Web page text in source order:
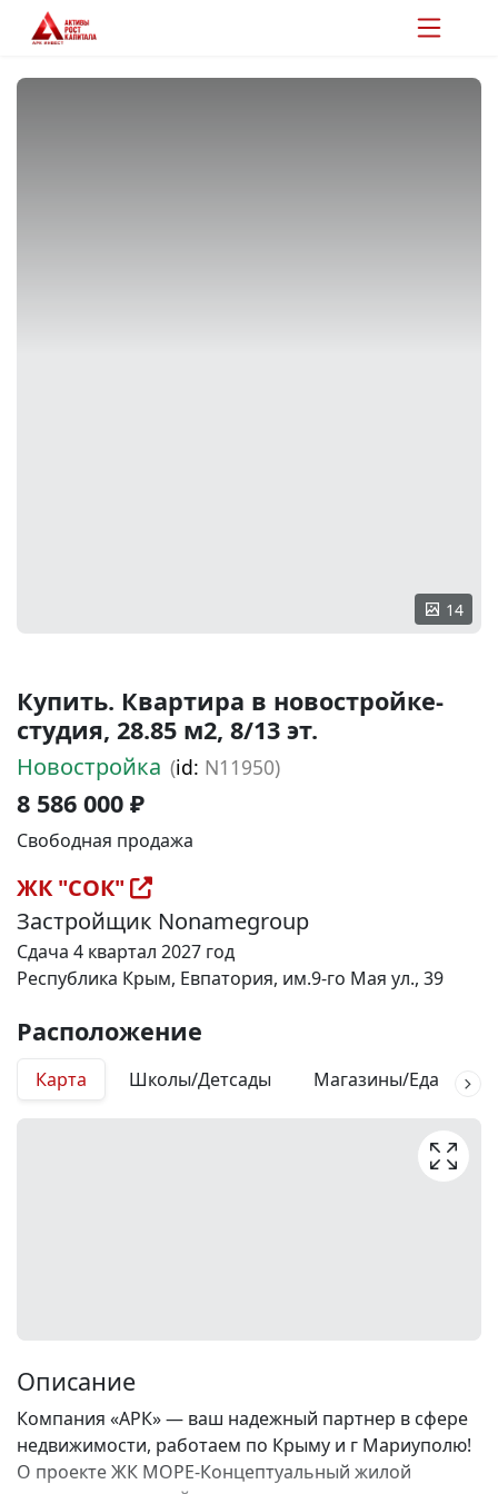
14
Купить. Квартира в новостройке-
студия, 28.85 м2, 8/13 эт.
Новостройка (id: N11950)
8 586 000 ₽
Свободная продажа
ЖК "СОК"
Застройщик Nonamegroup
Сдача 4 квартал 2027 год
Республика Крым, Евпатория, им.9-го Мая ул., 39
Расположение
Карта Школы/Детсады Магазины/Еда
Описание
Компания «АРК» — ваш надежный партнер в сфере
недвижимости, работаем по Крыму и г Мариуполю!
О проекте ЖК МОРЕ-Концептуальный жилой